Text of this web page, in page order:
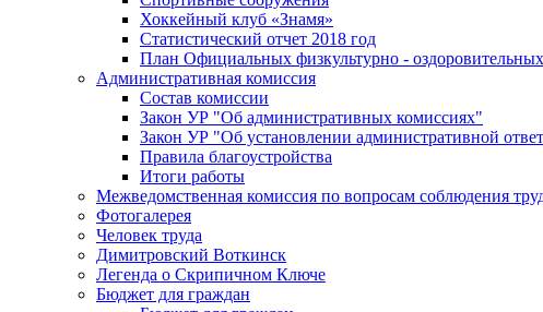
Хоккейный клуб «Знамя»
Статистический отчет 2018 год
План Официальных физкультурно -
Административная комиссия
Состав комиссии
Закон УР "Об административных комиссиях"
Закон УР "Об установлении административной
Правила благоустройства
Итоги работы
Межведомственная комиссия по вопросам соблюдения
Фотогалерея
Человек труда
Димитровский Воткинск
Легенда о Скрипичном Ключе
Бюджет для граждан